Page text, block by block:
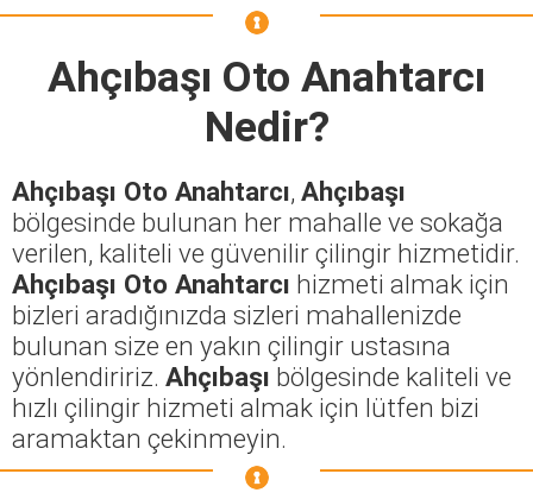
Ahçıbaşı Oto Anahtarcı
Nedir?
Ahçıbaşı Oto Anahtarcı, Ahçıbaşı
bölgesinde bulunan her mahalle ve sokağa
verilen, kaliteli ve güvenilir çilingir hizmetidir.
Ahçıbaşı Oto Anahtarcı hizmeti almak için
bizleri aradığınızda sizleri mahallenizde
bulunan size en yakın çilingir ustasına
yönlendiririz. Ahçıbaşı bölgesinde kaliteli ve
hızlı çilingir hizmeti almak için lütfen bizi
aramaktan çekinmeyin.